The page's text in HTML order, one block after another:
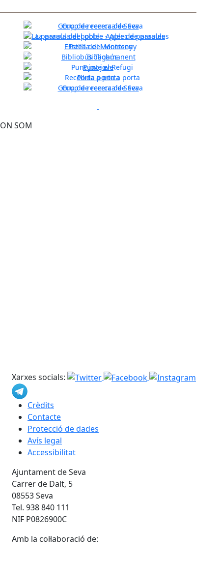
Grup de recerca de Seva
La paraula del poble - Aplec de paraules
Estella del Montseny
Bibliobús Tagamanent
Punt jove
Porta a porta
Previous
Grup de recerca de Seva
ON SOM
Xarxes socials:
Crèdits
Contacte
Protecció de dades
Avís legal
Accessibilitat
Ajuntament de Seva
Carrer de Dalt, 5
08553 Seva
Tel. 938 840 111
NIF P0826900C
Amb la col·laboració de: